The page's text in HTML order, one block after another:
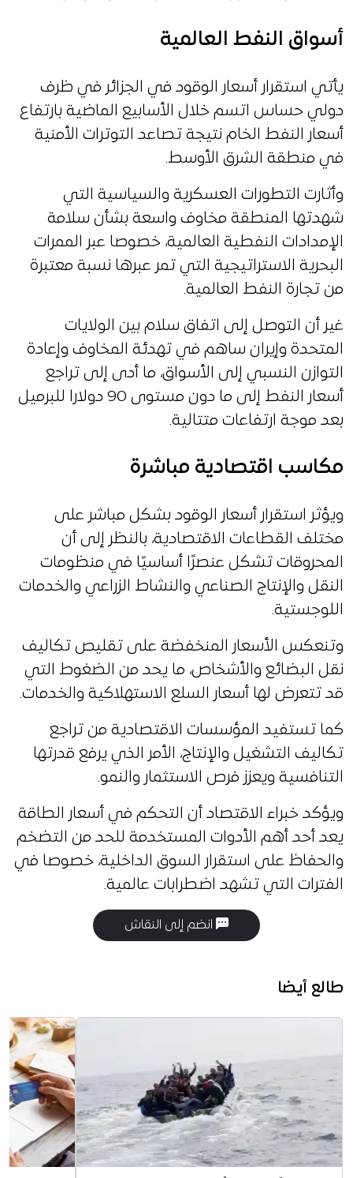
أسواق النفط العالمية
يأتي استقرار أسعار الوقود في الجزائر في ظرف
دولي حساس اتسم خلال الأسابيع الماضية بارتفاع
أسعار النفط الخام نتيجة تصاعد التوترات الأمنية
في منطقة الشرق الأوسط.
وأثارت التطورات العسكرية والسياسية التي
شهدتها المنطقة مخاوف واسعة بشأن سلامة
الإمدادات النفطية العالمية، خصوصا عبر الممرات
البحرية الاستراتيجية التي تمر عبرها نسبة معتبرة
من تجارة النفط العالمية.
غير أن التوصل إلى اتفاق سلام بين الولايات
المتحدة وإيران ساهم في تهدئة المخاوف وإعادة
التوازن النسبي إلى الأسواق، ما أدى إلى تراجع
أسعار النفط إلى ما دون مستوى 90 دولارا للبرميل
بعد موجة ارتفاعات متتالية.
مكاسب اقتصادية مباشرة
ويؤثر استقرار أسعار الوقود بشكل مباشر على
مختلف القطاعات الاقتصادية، بالنظر إلى أن
المحروقات تشكل عنصرًا أساسيًا في منظومات
النقل والإنتاج الصناعي والنشاط الزراعي والخدمات
اللوجستية.
وتنعكس الأسعار المنخفضة على تقليص تكاليف
نقل البضائع والأشخاص، ما يحد من الضغوط التي
قد تتعرض لها أسعار السلع الاستهلاكية والخدمات.
كما تستفيد المؤسسات الاقتصادية من تراجع
تكاليف التشغيل والإنتاج، الأمر الذي يرفع قدرتها
التنافسية ويعزز فرص الاستثمار والنمو.
ويؤكد خبراء الاقتصاد أن التحكم في أسعار الطاقة
يعد أحد أهم الأدوات المستخدمة للحد من التضخم
والحفاظ على استقرار السوق الداخلية، خصوصا في
الفترات التي تشهد اضطرابات عالمية.
انضم إلى النقاش
طالع أيضا